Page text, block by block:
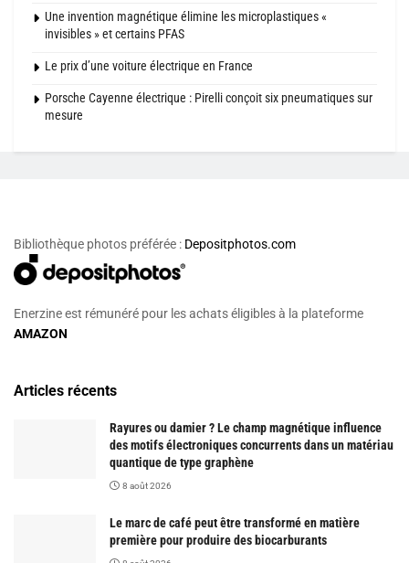
Une invention magnétique élimine les microplastiques «
invisibles » et certains PFAS
Le prix d’une voiture électrique en France
Porsche Cayenne électrique : Pirelli conçoit six pneumatiques sur
mesure
Bibliothèque photos préférée : Depositphotos.com
Enerzine est rémunéré pour les achats éligibles à la plateforme
AMAZON
Articles récents
Rayures ou damier ? Le champ magnétique influence
des motifs électroniques concurrents dans un matériau
quantique de type graphène
8 août 2026
Le marc de café peut être transformé en matière
première pour produire des biocarburants